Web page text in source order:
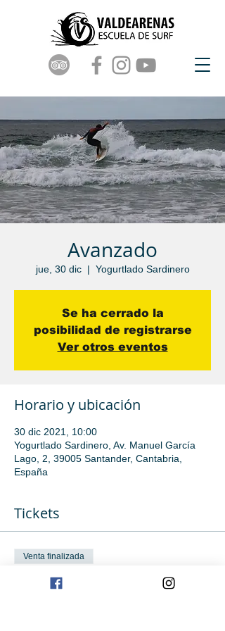
Avanzado
jue, 30 dic
  |
Yogurtlado Sardinero
Se ha cerrado la
posibilidad de registrarse
Ver otros eventos
Horario y ubicación
30 dic 2021, 10:00
Yogurtlado Sardinero, Av. Manuel García
Lago, 2, 39005 Santander, Cantabria,
España
Tickets
Venta finalizada
Tipo de entrada